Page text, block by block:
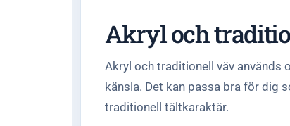
Akryl och
Akryl och traditionell väv
känsla. Det kan passa bra för dig
traditionell tältkaraktär.